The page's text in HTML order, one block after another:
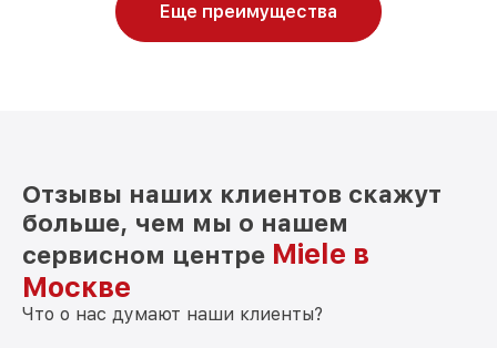
Еще преимущества
Отзывы наших клиентов скажут
больше, чем мы о нашем
сервисном центре Miele в
Москве
Что о нас думают наши клиенты?